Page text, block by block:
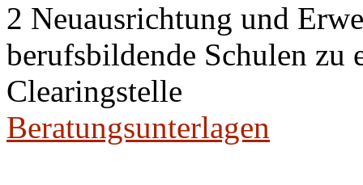
2 Neuausrichtung und
berufsbildende Schulen zu
Clearingstelle
Beratungsunterlagen